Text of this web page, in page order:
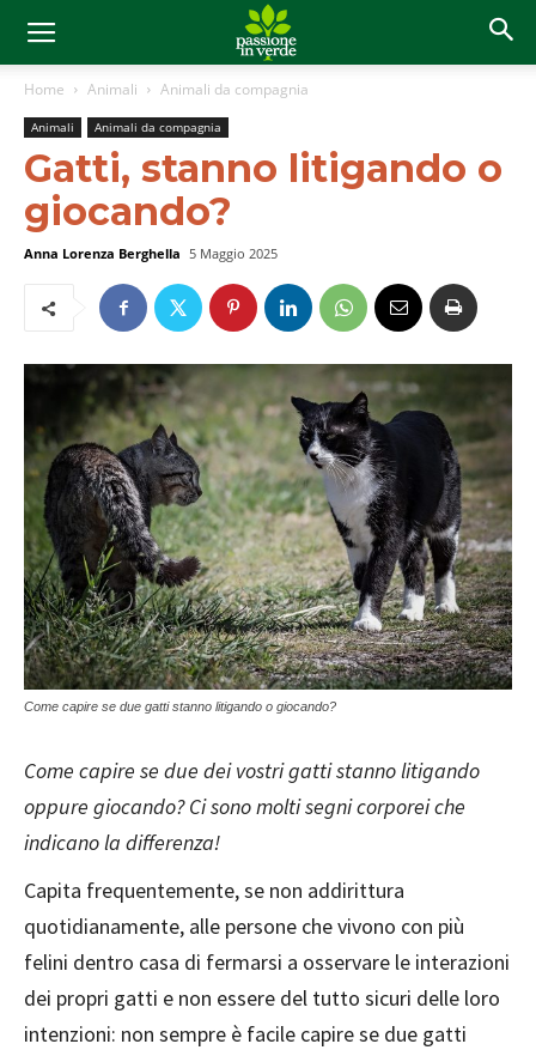
Home Animali Animali da compagnia
Animali Animali da compagnia
Gatti, stanno litigando o
giocando?
Anna Lorenza Berghella 5 Maggio 2025
Come capire se due gatti stanno litigando o giocando?
Come capire se due dei vostri gatti stanno litigando
oppure giocando? Ci sono molti segni corporei che
indicano la differenza!
Capita frequentemente, se non addirittura
quotidianamente, alle persone che vivono con più
felini dentro casa di fermarsi a osservare le interazioni
dei propri gatti e non essere del tutto sicuri delle loro
intenzioni: non sempre è facile capire se due gatti